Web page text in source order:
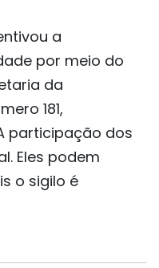
a
por meio do
da
181,
participação dos
Eles podem
o sigilo é